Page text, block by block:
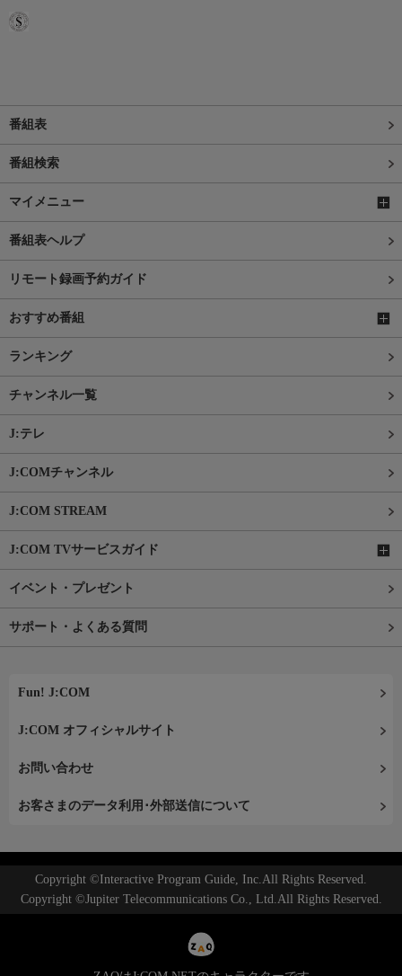
番組表
番組検索
マイメニュー
番組表ヘルプ
リモート録画予約ガイド
おすすめ番組
ランキング
チャンネル一覧
J:テレ
J:COMチャンネル
J:COM STREAM
J:COM TVサービスガイド
イベント・プレゼント
サポート・よくある質問
Fun! J:COM
J:COM オフィシャルサイト
お問い合わせ
お客さまのデータ利用･外部送信について
Copyright ©Interactive Program Guide, Inc.All Rights Reserved.
Copyright ©Jupiter Telecommunications Co., Ltd.All Rights Reserved.